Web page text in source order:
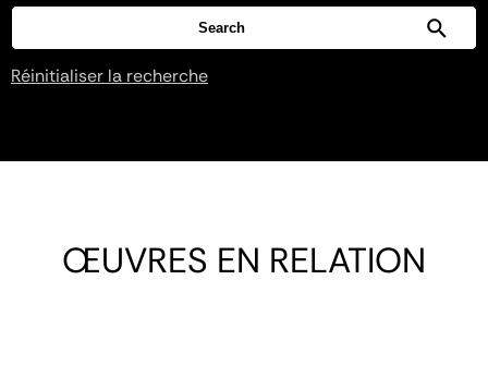
Réinitialiser la recherche
ŒUVRES EN RELATION